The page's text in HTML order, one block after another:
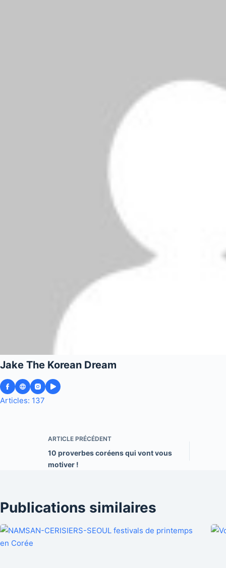
Jake The Korean Dream
Articles: 137
ARTICLE PRÉCÉDENT
10 proverbes coréens qui vont vous
motiver !
Publications similaires